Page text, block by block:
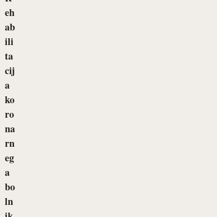
eh
ab
ili
ta
cij
a
ko
ro
na
rn
eg
a
bo
ln